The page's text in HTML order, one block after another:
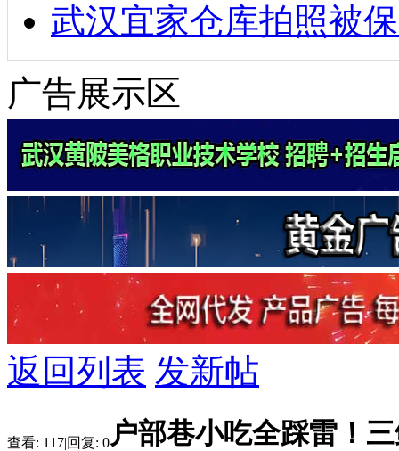
武汉宜家仓库拍照被
广告展示区
返回列表 发新帖
查看: 117|回复: 0 户部巷小吃全踩雷！